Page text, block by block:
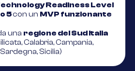
Readiness Level
5con un MVP funzionante
una regione del Sud Italia
Calabria, Campania,
Sicilia)